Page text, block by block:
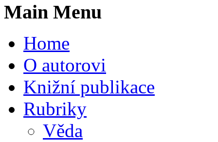
Main Menu
Home
O autorovi
Knižní publikace
Rubriky
Věda